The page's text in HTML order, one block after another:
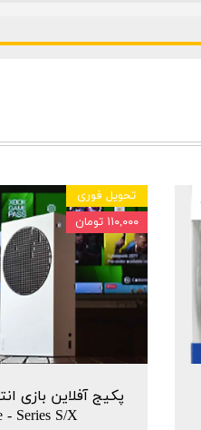
- Series S/X
تحویل فوری
۱۱۰,۰۰۰ تومان